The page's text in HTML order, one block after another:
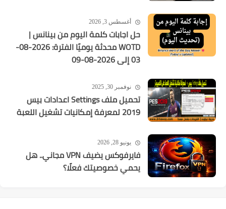
أغسطس 3, 2026
حل اجابات كلمة اليوم من بينانس |
WOTD محدثة يوميًا الفترة: 2026-08-
03 إلى 2026-08-09
نوفمبر 30, 2025
تحميل ملف Settings اعدادات بيس
2019 لمعرفة إمكانيات تشغيل اللعبة
يونيو 28, 2026
فايرفوكس يضيف VPN مجاني.. هل
يحمي خصوصيتك فعلًا؟